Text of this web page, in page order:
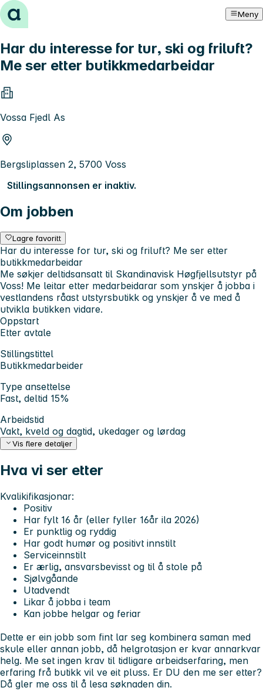
Hopp til innhold Meny
Har du interesse for tur, ski og friluft?
Me ser etter butikkmedarbeidar
Vossa Fjedl As
Bergsliplassen 2, 5700 Voss
Stillingsannonsen er inaktiv.
Om jobben
Lagre favoritt
Har du interesse for tur, ski og friluft? Me ser etter
butikkmedarbeidar
Me søkjer deltidsansatt til Skandinavisk Høgfjellsutstyr på
Voss! Me leitar etter medarbeidarar som ynskjer å jobba i
vestlandens råast utstyrsbutikk og ynskjer å ve med å
utvikla butikken vidare.
Oppstart
Etter avtale
Stillingstittel
Butikkmedarbeider
Type ansettelse
Fast, deltid 15%
Arbeidstid
Vakt, kveld og dagtid, ukedager og lørdag
Vis flere detaljer
Hva vi ser etter
Kvalikifikasjonar:
Positiv
Har fylt 16 år (eller fyller 16år ila 2026)
Er punktlig og ryddig
Har godt humør og positivt innstilt
Serviceinnstilt
Er ærlig, ansvarsbevisst og til å stole på
Sjølvgåande
Utadvendt
Likar å jobba i team
Kan jobbe helgar og feriar
Dette er ein jobb som fint lar seg kombinera saman med
skule eller annan jobb, då helgrotasjon er kvar annarkvar
helg. Me set ingen krav til tidligare arbeidserfaring, men
erfaring frå butikk vil ve eit pluss. Er DU den me ser etter?
Då gler me oss til å lesa søknaden din.